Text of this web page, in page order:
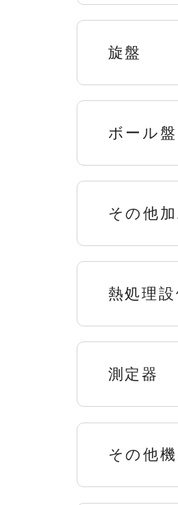
旋盤
ボール盤
その他
熱処理設
測定器
その他